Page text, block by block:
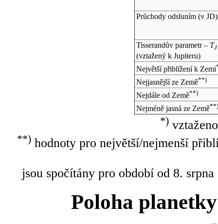
Průchody odsluním (v JD)
Tisserandův parametr – TJ
(vztažený k Jupiteru)
Největší přiblížení k Zemi
Nejjasnější ze Země**)
Nejdále od Země**)
Nejméně jasná ze Země**)
*)
**)hodnoty pro největší/nejmenší
jsou spočítány pro období od 8.
Poloha